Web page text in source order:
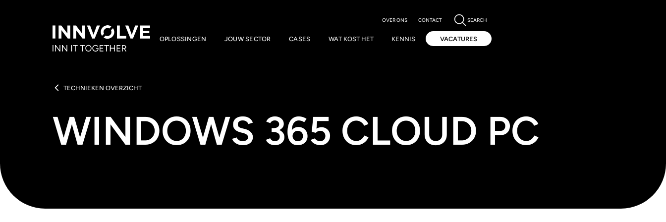
OVER ONS CONTACT SEARCH
OPLOSSINGEN JOUW SECTOR CASES WAT KOST HET KENNIS
VACATURES
VACATURES
TECHNIEKEN OVERZICHT
WINDOWS 365 CLOUD PC